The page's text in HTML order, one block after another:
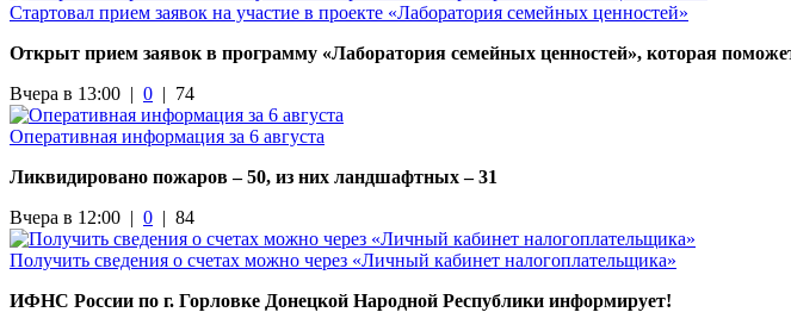
Стартовал прием заявок на участие в проекте «Лаборатория семейных ценностей»
Открыт прием заявок в программу «Лаборатория семейных ценностей», которая
Вчера в 13:00 | 0 | 74
Оперативная информация за 6 августа
Ликвидировано пожаров – 50, из них ландшафтных – 31
Вчера в 12:00 | 0 | 84
Получить сведения о счетах можно через «Личный кабинет налогоплательщика»
ИФНС России по г. Горловке Донецкой Народной Республики информирует!